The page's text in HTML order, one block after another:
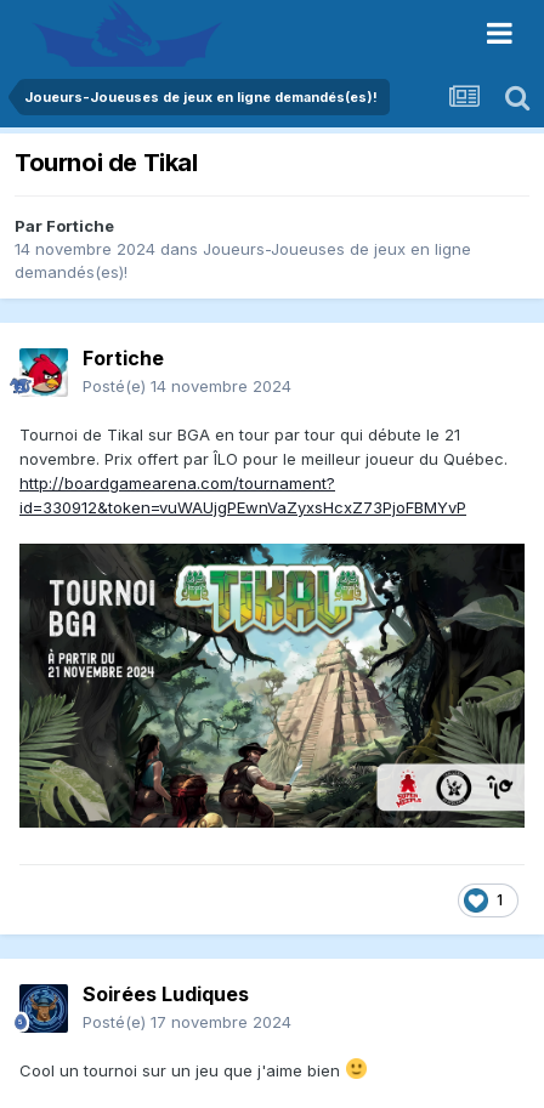
Joueurs-Joueuses de jeux en ligne demandés(es)!
Tournoi de Tikal
Par Fortiche
14 novembre 2024 dans Joueurs-Joueuses de jeux en ligne
demandés(es)!
Fortiche
Posté(e) 14 novembre 2024
Tournoi de Tikal sur BGA en tour par tour qui débute le 21
novembre. Prix offert par ÎLO pour le meilleur joueur du Québec.
http://boardgamearena.com/tournament?
id=330912&token=vuWAUjgPEwnVaZyxsHcxZ73PjoFBMYvP
1
Soirées Ludiques
Posté(e) 17 novembre 2024
Cool un tournoi sur un jeu que j'aime bien